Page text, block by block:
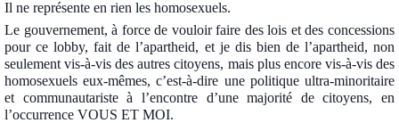
Il ne représente en rien les homosexuels.
Le gouvernement, à force de vouloir faire des lois et des concessions
pour ce lobby, fait de l’apartheid, et je dis bien de l’apartheid, non
seulement vis-à-vis des autres citoyens, mais plus encore vis-à-vis des
homosexuels eux-mêmes, c’est-à-dire une politique ultra-minoritaire
et communautariste à l’encontre d’une majorité de citoyens, en
l’occurrence VOUS ET MOI.